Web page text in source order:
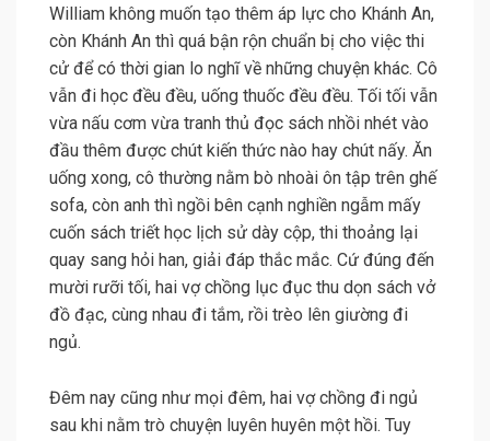
William không muốn tạo thêm áp lực cho Khánh An,
còn Khánh An thì quá bận rộn chuẩn bị cho việc thi
cử để có thời gian lo nghĩ về những chuyện khác. Cô
vẫn đi học đều đều, uống thuốc đều đều. Tối tối vẫn
vừa nấu cơm vừa tranh thủ đọc sách nhồi nhét vào
đầu thêm được chút kiến thức nào hay chút nấy. Ăn
uống xong, cô thường nằm bò nhoài ôn tập trên ghế
sofa, còn anh thì ngồi bên cạnh nghiền ngẫm mấy
cuốn sách triết học lịch sử dày cộp, thi thoảng lại
quay sang hỏi han, giải đáp thắc mắc. Cứ đúng đến
mười rưỡi tối, hai vợ chồng lục đục thu dọn sách vở
đồ đạc, cùng nhau đi tắm, rồi trèo lên giường đi
ngủ.
Đêm nay cũng như mọi đêm, hai vợ chồng đi ngủ
sau khi nằm trò chuyện luyên huyên một hồi. Tuy